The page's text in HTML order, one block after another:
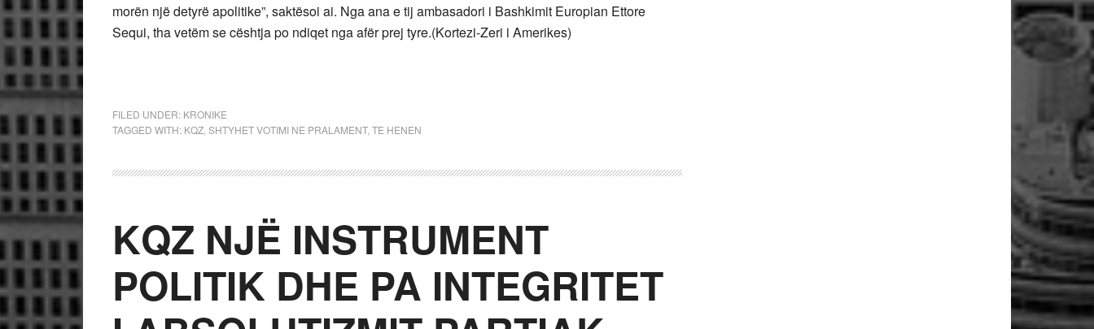
morën një detyrë apolitike”, saktësoi ai. Nga ana e tij ambasadori i Bashkimit Europian Ettore
Sequi, tha vetëm se cështja po ndiqet nga afër prej tyre.(Kortezi-Zeri i Amerikes)
FILED UNDER: KRONIKE
TAGGED WITH: KQZ SHTYHET VOTIMI NE PRALAMENT, TE HENEN
KQZ NJË INSTRUMENT
POLITIK DHE PA INTEGRITET